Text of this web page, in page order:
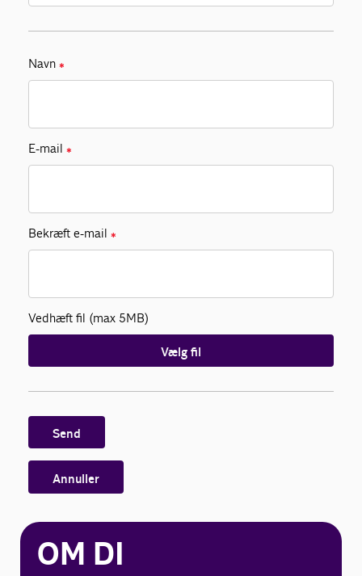
Navn ✱
E-mail ✱
Bekræft e-mail ✱
Vedhæft fil (max 5MB)
Vælg fil
Send
Annuller
OM DI